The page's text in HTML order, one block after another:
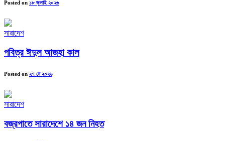
Posted on ১৮ জুলাই ২০২৬
সারাদেশ
পবিত্র ঈদুল আজহা কাল
Posted on ২৭ মে ২০২৬
সারাদেশ
বজ্রপাতে সারাদেশে ১৪ জন নিহত